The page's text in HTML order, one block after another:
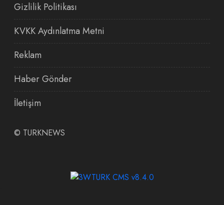
Gizlilik Politikası
KVKK Aydınlatma Metni
Reklam
Haber Gönder
İletişim
© TURKNEWS